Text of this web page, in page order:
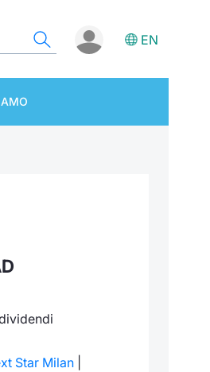
EN
Star Milan